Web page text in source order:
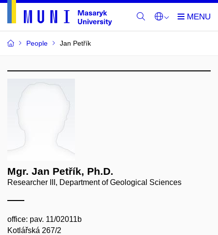
People Jan Petřík
Mgr. Jan Petřík, Ph.D.
Researcher III, Department of Geological Sciences
office: pav. 11/02011b
Kotlářská 267/2